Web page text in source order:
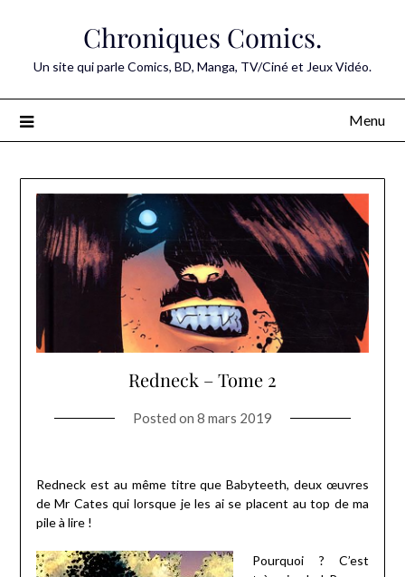
Chroniques Comics.
Un site qui parle Comics, BD, Manga, TV/Ciné et Jeux Vidéo.
Menu
Redneck – Tome 2
Posted on 8 mars 2019
Redneck est au même titre que Babyteeth, deux œuvres
de Mr Cates qui lorsque je les ai se placent au top de ma
pile à lire !
Pourquoi ? C’est